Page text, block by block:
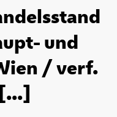
und
/ verf.